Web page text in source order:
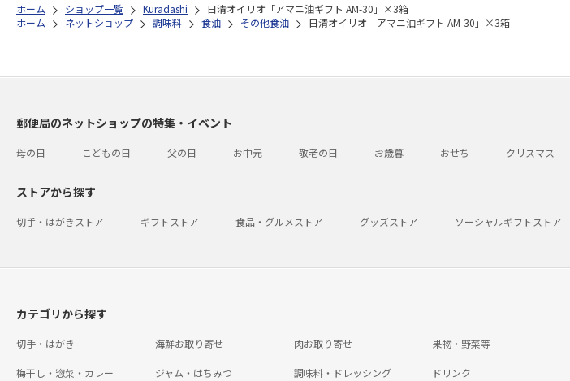
ホーム ショップ一覧 Kuradashi
日清オイリオ「アマニ油ギフト AM-30」×3箱
ホーム
ネットショップ 調味料 食油 その他食油 日清オイリオ「アマニ油ギフト AM-30」×3箱
郵便局のネットショップの特集・イベント
母の日 こどもの日 父の日 お中元 敬老の日 お歳暮 おせち クリスマス
ストアから探す
切手・はがきストア ギフトストア 食品・グルメストア グッズストア ソーシャルギフトストア
カテゴリから探す
切手・はがき 海鮮お取り寄せ 肉お取り寄せ 果物・野菜等
梅干し・惣菜・カレー ジャム・はちみつ 調味料・ドレッシング ドリンク